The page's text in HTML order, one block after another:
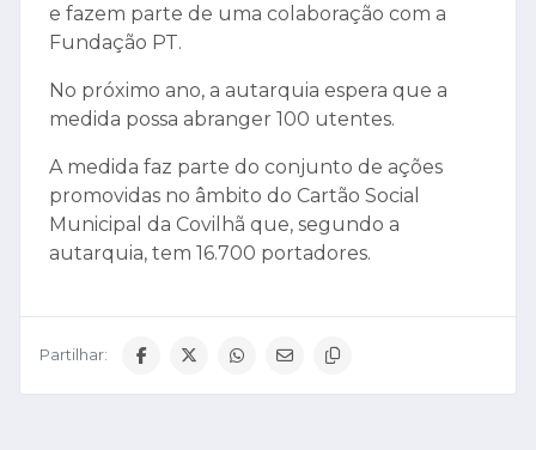
e fazem parte de uma colaboração com a
Fundação PT.
No próximo ano, a autarquia espera que a
medida possa abranger 100 utentes.
A medida faz parte do conjunto de ações
promovidas no âmbito do Cartão Social
Municipal da Covilhã que, segundo a
autarquia, tem 16.700 portadores.
Partilhar: